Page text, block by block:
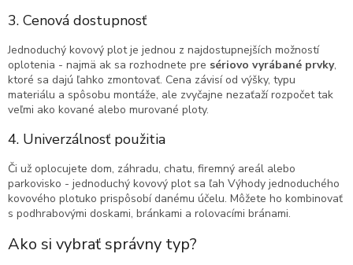
3. Cenová dostupnosť
Jednoduchý kovový plot je jednou z najdostupnejších možností
oplotenia - najmä ak sa rozhodnete pre sériovo vyrábané prvky,
ktoré sa dajú ľahko zmontovať. Cena závisí od výšky, typu
materiálu a spôsobu montáže, ale zvyčajne nezaťaží rozpočet tak
veľmi ako kované alebo murované ploty.
4. Univerzálnosť použitia
Či už oplocujete dom, záhradu, chatu, firemný areál alebo
parkovisko - jednoduchý kovový plot sa ľah Výhody jednoduchého
kovového plotuko prispôsobí danému účelu. Môžete ho kombinovať
s podhrabovými doskami, bránkami a rolovacími bránami.
Ako si vybrať správny typ?